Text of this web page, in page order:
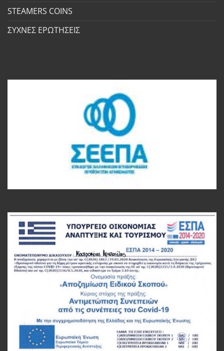
STEAMERS COINS
ΣΥΧΝΕΣ ΕΡΩΤΗΣΕΙΣ